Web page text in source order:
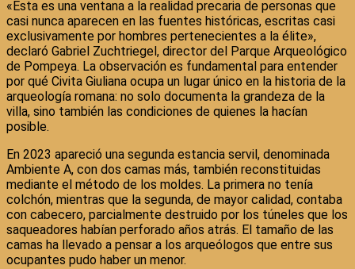
«Esta es una ventana a la realidad precaria de personas que
casi nunca aparecen en las fuentes históricas, escritas casi
exclusivamente por hombres pertenecientes a la élite»,
declaró Gabriel Zuchtriegel, director del Parque Arqueológico
de Pompeya. La observación es fundamental para entender
por qué Civita Giuliana ocupa un lugar único en la historia de la
arqueología romana: no solo documenta la grandeza de la
villa, sino también las condiciones de quienes la hacían
posible.
En 2023 apareció una segunda estancia servil, denominada
Ambiente A, con dos camas más, también reconstituidas
mediante el método de los moldes. La primera no tenía
colchón, mientras que la segunda, de mayor calidad, contaba
con cabecero, parcialmente destruido por los túneles que los
saqueadores habían perforado años atrás. El tamaño de las
camas ha llevado a pensar a los arqueólogos que entre sus
ocupantes pudo haber un menor.